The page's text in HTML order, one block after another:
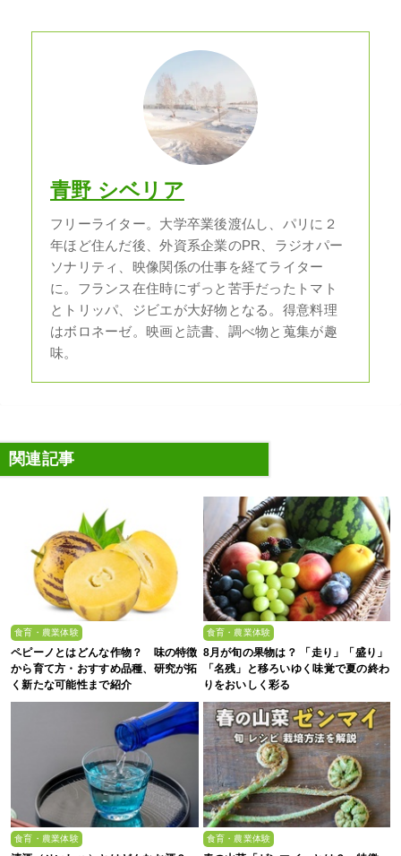
青野 シベリア
フリーライター。大学卒業後渡仏し、パリに２
年ほど住んだ後、外資系企業のPR、ラジオパー
ソナリティ、映像関係の仕事を経てライター
に。フランス在住時にずっと苦手だったトマト
とトリッパ、ジビエが大好物となる。得意料理
はボロネーゼ。映画と読書、調べ物と蒐集が趣
味。
関連記事
食育・農業体験
ペピーノとはどんな作物？ 味の特徴
から育て方・おすすめ品種、研究が拓
く新たな可能性まで紹介
食育・農業体験
8月が旬の果物は？ 「走り」「盛り」
「名残」と移ろいゆく味覚で夏の終わ
りをおいしく彩る
食育・農業体験 食育・農業体験